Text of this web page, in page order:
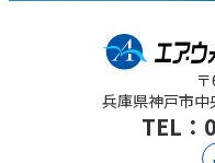
兵庫県神戸市中
TEL：